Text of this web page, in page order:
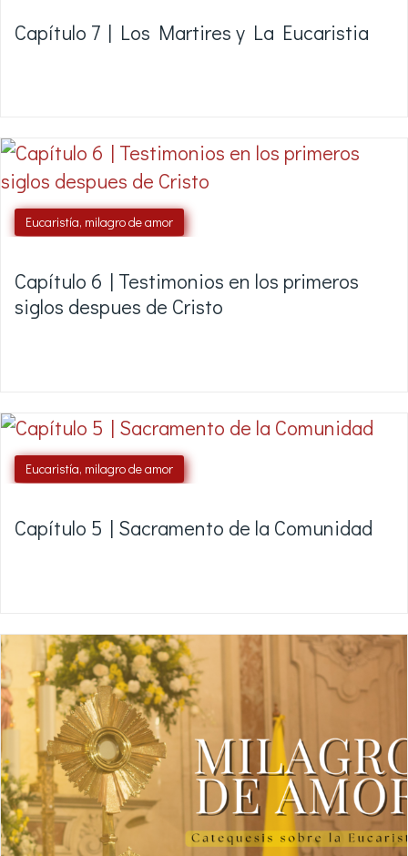
Capítulo 7 | Los Martires y La Eucaristia
Eucaristía, milagro de amor
Capítulo 6 | Testimonios en los primeros
siglos despues de Cristo
Eucaristía, milagro de amor
Capítulo 5 | Sacramento de la Comunidad